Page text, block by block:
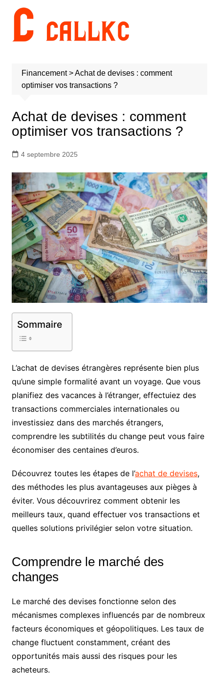
contenu
Financement>Achat de devises : comment
optimiser vos transactions ?
Achat de devises : comment
optimiser vos transactions ?
4 septembre 2025
Sommaire
L’achat de devises étrangères représente bien plus
qu’une simple formalité avant un voyage. Que vous
planifiez des vacances à l’étranger, effectuiez des
transactions commerciales internationales ou
investissiez dans des marchés étrangers,
comprendre les subtilités du change peut vous faire
économiser des centaines d’euros.
Découvrez toutes les étapes de l’achat de devises,
des méthodes les plus avantageuses aux pièges à
éviter. Vous découvrirez comment obtenir les
meilleurs taux, quand effectuer vos transactions et
quelles solutions privilégier selon votre situation.
Comprendre le marché des
changes
Le marché des devises fonctionne selon des
mécanismes complexes influencés par de nombreux
facteurs économiques et géopolitiques. Les taux de
change fluctuent constamment, créant des
opportunités mais aussi des risques pour les
acheteurs.